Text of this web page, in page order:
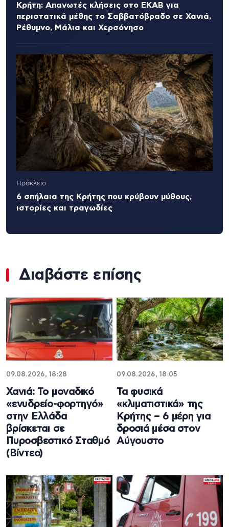
Κρήτη: Απανωτές κλήσεις στο ΕΚΑΒ για
περιστατικά μέθης το Σαββατόβραδο σε Χανιά,
Ρέθυμνο, Μάλια και Χερσόνησο
Ηράκλειο
6 σπήλαια της Κρήτης που κρύβουν μύθους,
ιστορίες και τραγωδίες
Διαβάστε επίσης
09.08.2026, 18:28
Χανιά: Το μοναδικό
«ενυδρείο-φορτηγό»
στην Ελλάδα
βρίσκεται σε
Πυροσβεστικό Σταθμό
(Βίντεο)
09.08.2026, 18:05
Τα φυσικά
«κλιματιστικά» της
Κρήτης – 6 μέρη για
δροσιά μέσα στον
Αύγουστο